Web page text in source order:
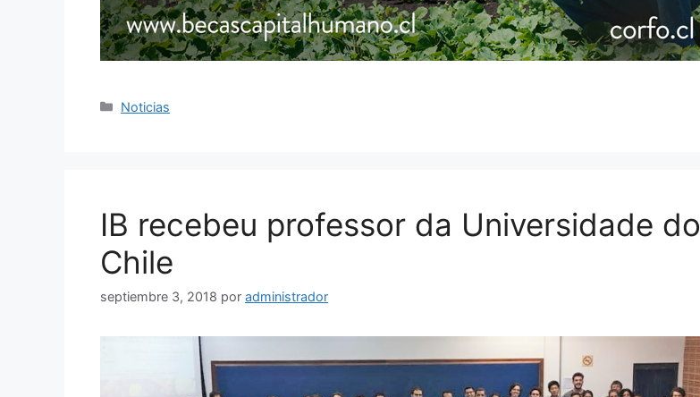
Categorías
Noticias
IB recebeu professor da Universidade do
Chile
septiembre 3, 2018 por administrador